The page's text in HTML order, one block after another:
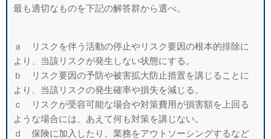
最も適切なものを下記の解答群から選べ。
ａ リスクを伴う活動の停止やリスク要因の根本的排除に
より、当該リスクが発生しない状態にする。
ｂ リスク要因の予防や被害拡大防止措置を講じることに
より、当該リスクの発生確率や損失を減じる。
ｃ リスクが受容可能な場合や対策費用が損害額を上回る
ような場合には、あえて何も対策を講じない。
ｄ 保険に加入したり、業務をアウトソーシングするなど